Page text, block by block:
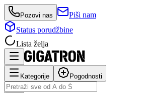
Pozovi nas
Piši nam
Status porudžbine
Lista želja
Kategorije Pogodnosti